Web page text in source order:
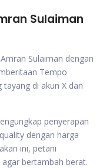
Sulaiman
Sulaiman dengan
Tempo
tayang di akun X dan
penyerapan
dengan harga
ini, petani
bertambah berat.